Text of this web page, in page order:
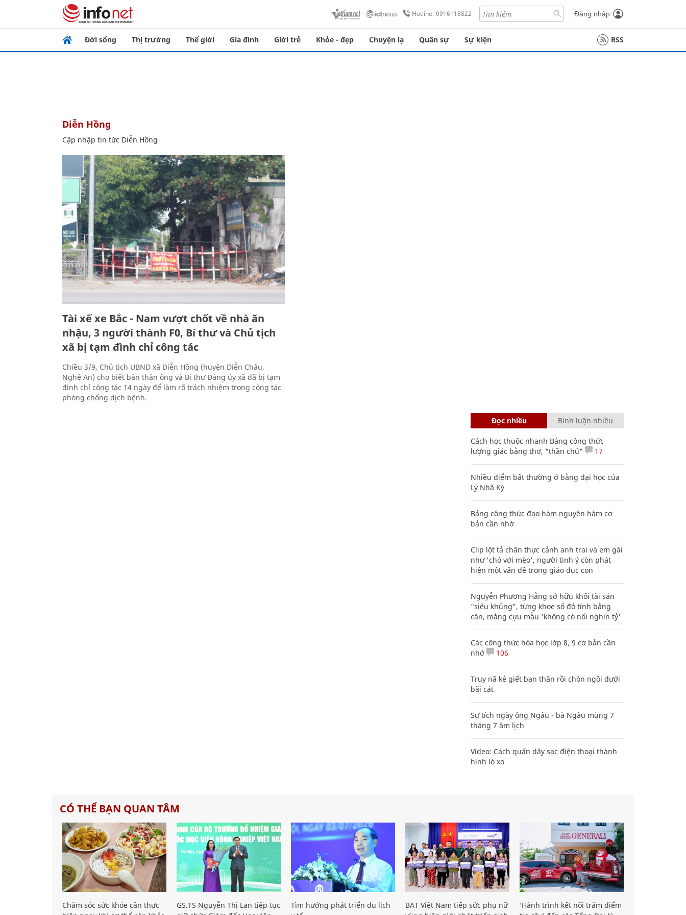
Hotline: 0916118822 Đăng nhập
Đời sống Thị trường Thế giới Gia đình Giới trẻ Khỏe - đẹp Chuyện lạ Quân sự Sự kiện RSS
Diễn Hồng
Cập nhập tin tức Diễn Hồng
Tài xế xe Bắc - Nam vượt chốt về nhà ăn
nhậu, 3 người thành F0, Bí thư và Chủ tịch
xã bị tạm đình chỉ công tác
Chiều 3/9, Chủ tịch UBND xã Diễn Hồng (huyện Diễn Châu,
Nghệ An) cho biết bản thân ông và Bí thư Đảng ủy xã đã bị tạm
đình chỉ công tác 14 ngày để làm rõ trách nhiệm trong công tác
phòng chống dịch bệnh.
Đọc nhiều Bình luận nhiều
Cách học thuộc nhanh Bảng công thức
lượng giác bằng thơ, "thần chú"
17
Nhiều điểm bất thường ở bằng đại học của
Lý Nhã Kỳ
Bảng công thức đạo hàm nguyên hàm cơ
bản cần nhớ
Clip lột tả chân thực cảnh anh trai và em gái
như 'chó với mèo', người tinh ý còn phát
hiện một vấn đề trong giáo dục con
Nguyễn Phương Hằng sở hữu khối tài sản
"siêu khủng", từng khoe sổ đỏ tính bằng
cân, mắng cựu mẫu 'không có nổi nghìn tỷ'
Các công thức hóa học lớp 8, 9 cơ bản cần
nhớ
106
Truy nã kẻ giết bạn thân rồi chôn ngồi dưới
bãi cát
Sự tích ngày ông Ngâu - bà Ngâu mùng 7
tháng 7 âm lịch
Video: Cách quấn dây sạc điện thoại thành
hình lò xo
CÓ THỂ BẠN QUAN TÂM
Chăm sóc sức khỏe cần thực
GS.TS Nguyễn Thị Lan tiếp tục
Tìm hướng phát triển du lịch
BAT Việt Nam tiếp sức phụ nữ
‘Hành trình kết nối trăm điểm